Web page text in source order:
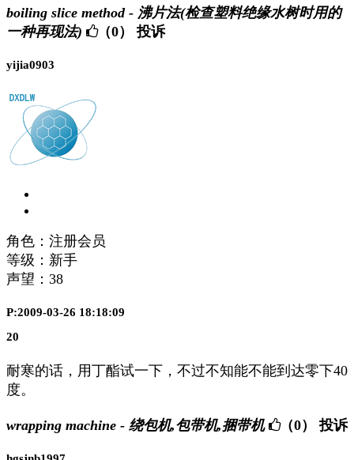
boiling slice method - 沸片法(检查塑料绝缘水树时用的
一种再现法)
（0） 投诉
yijia0903
角色：注册会员
等级：新手
声望： 38
P:2009-03-26 18:18:09
20
耐寒的话，用丁酯试一下，不过不知能不能到达零下40
度。
wrapping machine - 绕包机,包带机,捆带机 （0） 投诉